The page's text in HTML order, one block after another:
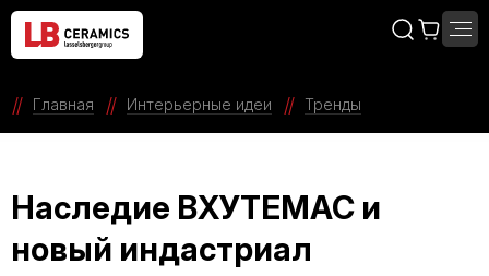
Главная Интерьерные идеи Тренды
Наследие ВХУТЕМАС и
новый индастриал